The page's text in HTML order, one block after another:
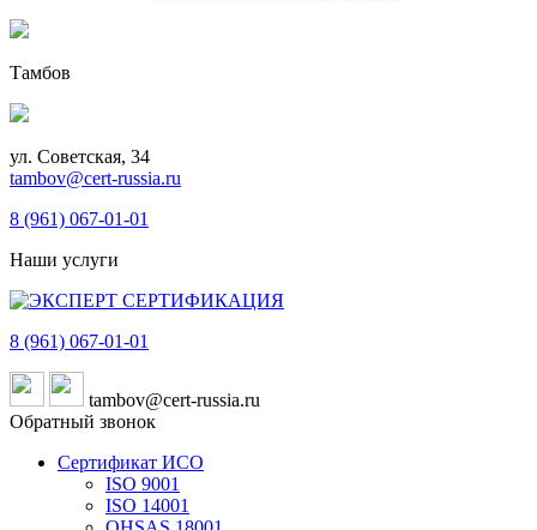
Тамбов
ул. Советская, 34
tambov@cert-russia.ru
8 (961) 067-01-01
Наши услуги
8 (961) 067-01-01
tambov@cert-russia.ru
Обратный звонок
Сертификат ИСО
ISO 9001
ISO 14001